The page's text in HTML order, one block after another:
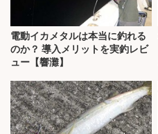
電動イカメタルは本当に釣れる
のか？ 導入メリットを実釣レビ
ュー【響灘】